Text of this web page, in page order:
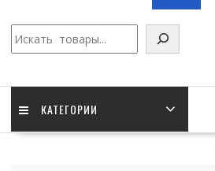
КАТЕГОРИИ